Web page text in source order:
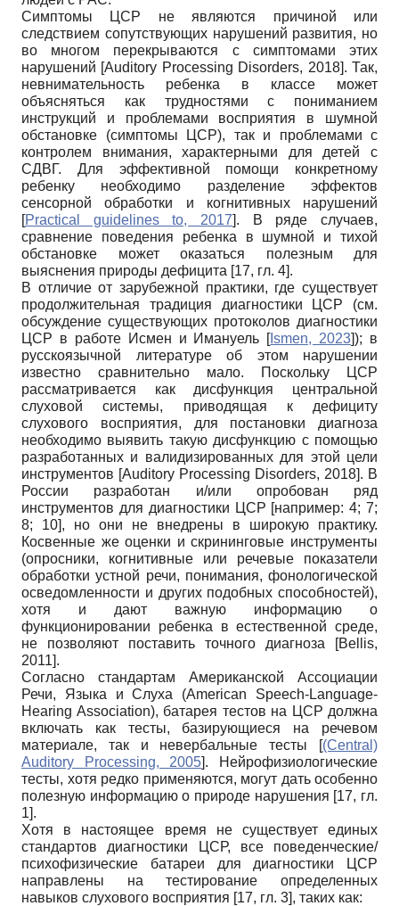
Симптомы ЦСР не являются причиной или
следствием сопутствующих нарушений развития, но
во многом перекрываются с симптомами этих
нарушений [Auditory Processing Disorders, 2018]. Так,
невнимательность ребенка в классе может
объясняться как трудностями с пониманием
инструкций и проблемами восприятия в шумной
обстановке (симптомы ЦСР), так и проблемами с
контролем внимания, характерными для детей с
СДВГ. Для эффективной помощи конкретному
ребенку необходимо разделение эффектов
сенсорной обработки и когнитивных нарушений
[Practical guidelines to, 2017]. В ряде случаев,
сравнение поведения ребенка в шумной и тихой
обстановке может оказаться полезным для
выяснения природы дефицита [17, гл. 4].
В отличие от зарубежной практики, где существует
продолжительная традиция диагностики ЦСР (см.
обсуждение существующих протоколов диагностики
ЦСР в работе Исмен и Имануель [Ismen, 2023]); в
русскоязычной литературе об этом нарушении
известно сравнительно мало. Поскольку ЦСР
рассматривается как дисфункция центральной
слуховой системы, приводящая к дефициту
слухового восприятия, для постановки диагноза
необходимо выявить такую дисфункцию с помощью
разработанных и валидизированных для этой цели
инструментов [Auditory Processing Disorders, 2018]. В
России разработан и/или опробован ряд
инструментов для диагностики ЦСР [например: 4; 7;
8; 10], но они не внедрены в широкую практику.
Косвенные же оценки и скрининговые инструменты
(опросники, когнитивные или речевые показатели
обработки устной речи, понимания, фонологической
осведомленности и других подобных способностей),
хотя и дают важную информацию о
функционировании ребенка в естественной среде,
не позволяют поставить точного диагноза
[Bellis,
2011].
Согласно стандартам Американской Ассоциации
Речи, Языка и Слуха (American Speech-Language-
Hearing Association), батарея тестов на ЦСР должна
включать как тесты, базирующиеся на речевом
материале, так и невербальные тесты
[(Central)
Auditory Processing, 2005]. Нейрофизиологические
тесты, хотя редко применяются, могут дать особенно
полезную информацию о природе нарушения [17, гл.
1].
Хотя в настоящее время не существует единых
стандартов диагностики ЦСР, все поведенческие/
психофизические батареи для диагностики ЦСР
направлены на тестирование определенных
навыков слухового восприятия [17, гл. 3], таких как: